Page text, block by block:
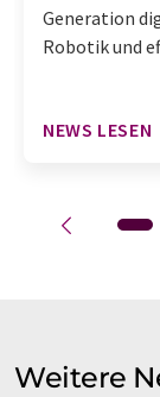
Generation
Robotik und
NEWS LESEN
Weitere